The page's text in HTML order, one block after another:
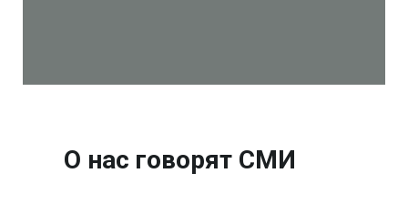
О нас говорят СМИ